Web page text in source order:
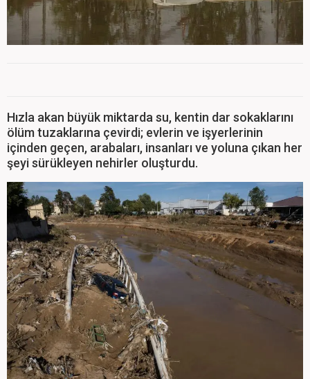
Hızla akan büyük miktarda su, kentin dar sokaklarını
ölüm tuzaklarına çevirdi; evlerin ve işyerlerinin
içinden geçen, arabaları, insanları ve yoluna çıkan her
şeyi sürükleyen nehirler oluşturdu.